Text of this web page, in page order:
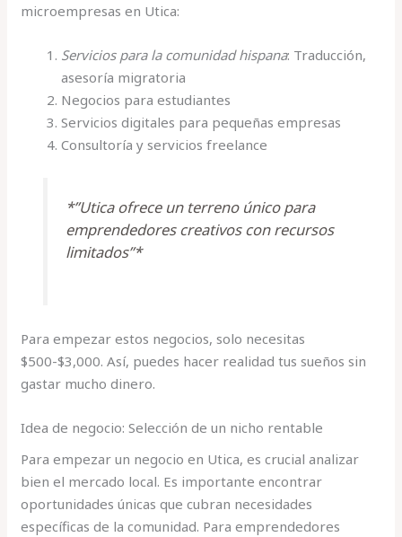
microempresas en Utica:
Servicios para la comunidad hispana: Traducción,
asesoría migratoria
Negocios para estudiantes
Servicios digitales para pequeñas empresas
Consultoría y servicios freelance
*”Utica ofrece un terreno único para
emprendedores creativos con recursos
limitados”*
Para empezar estos negocios, solo necesitas
$500-$3,000. Así, puedes hacer realidad tus sueños sin
gastar mucho dinero.
Idea de negocio: Selección de un nicho rentable
Para empezar un negocio en Utica, es crucial analizar
bien el mercado local. Es importante encontrar
oportunidades únicas que cubran necesidades
específicas de la comunidad. Para emprendedores